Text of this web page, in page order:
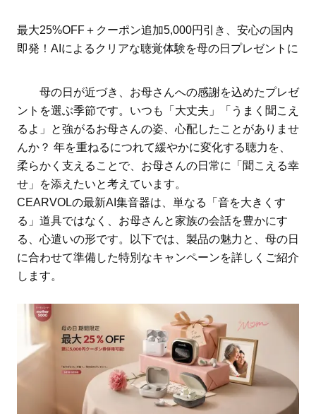
すす
ママとパパに贈る「ジェンダーレ
人気の40代髪型・ヘ
最大25%OFF＋クーポン追加5,000円引き、安心の国内
即発！AIによるクリアな聴覚体験を母の日プレゼントに
母の日が近づき、お母さんへの感謝を込めたプレゼ
ントを選ぶ季節です。いつも「大丈夫」「うまく聞こえ
るよ」と強がるお母さんの姿、心配したことがありませ
んか？ 年を重ねるにつれて緩やかに変化する聴力を、
柔らかく支えることで、お母さんの日常に「聞こえる幸
せ」を添えたいと考えています。
CEARVOLの最新AI集音器は、単なる「音を大きくす
る」道具ではなく、お母さんと家族の会話を豊かにす
る、心遣いの形です。以下では、製品の魅力と、母の日
に合わせて準備した特別なキャンペーンを詳しくご紹介
します。